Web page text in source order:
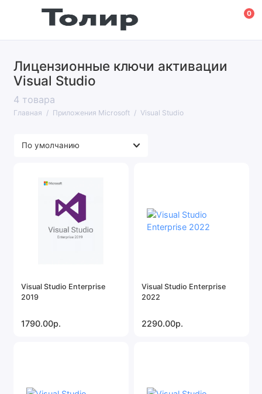
0
Лицензионные ключи активации
Visual Studio
4 товара
Главная Приложения Microsoft Visual Studio
Visio
Access
Visual Studio
Показать все
Visual Studio Enterprise
2019
1790.00р.
Visual Studio Enterprise
2022
2290.00р.